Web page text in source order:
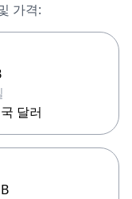
가격:
달러